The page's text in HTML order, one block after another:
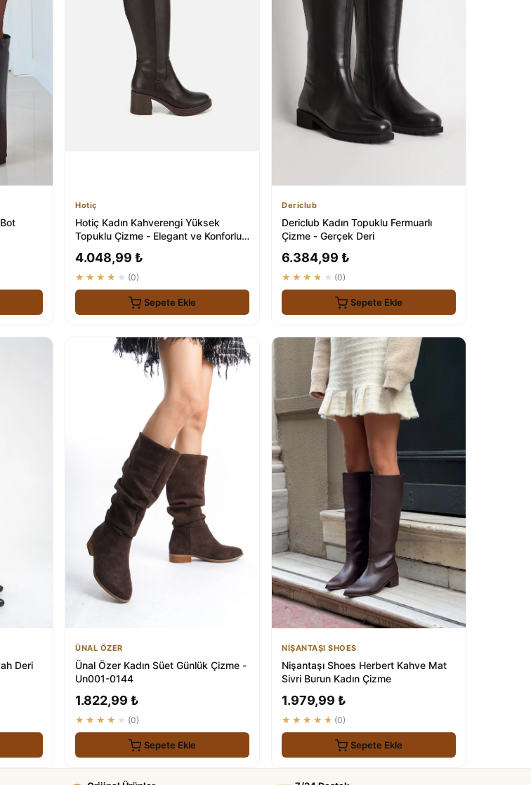
Hotiç
Hotiç Kadın Kahverengi Yüksek
Topuklu Çizme - Elegant ve Konforlu
4.048,99 ₺
★★★★★ (0)
Sepete Ekle
Dericlub
Dericlub Kadın Topuklu Fermuarlı
Çizme - Gerçek Deri
6.384,99 ₺
★★★★★ (0)
Sepete Ekle
Deri
ÜNAL ÖZER
Ünal Özer Kadın Süet Günlük Çizme -
Un001-0144
1.822,99 ₺
★★★★★ (0)
Sepete Ekle
NİŞANTAŞI SHOES
Nişantaşı Shoes Herbert Kahve Mat
Sivri Burun Kadın Çizme
1.979,99 ₺
★★★★★ (0)
Sepete Ekle